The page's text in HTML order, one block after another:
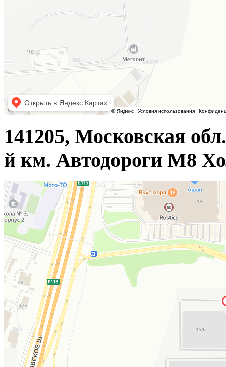
141205, Московская
й км. Автодороги М8